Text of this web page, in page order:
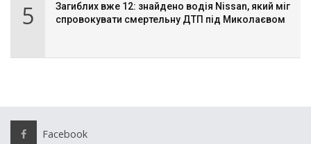
5
Загиблих вже 12: знайдено водія Nissan, який міг
спровокувати смертельну ДТП під Миколаєвом
Facebook